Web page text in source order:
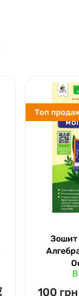
Топ
Зошит
100 грн